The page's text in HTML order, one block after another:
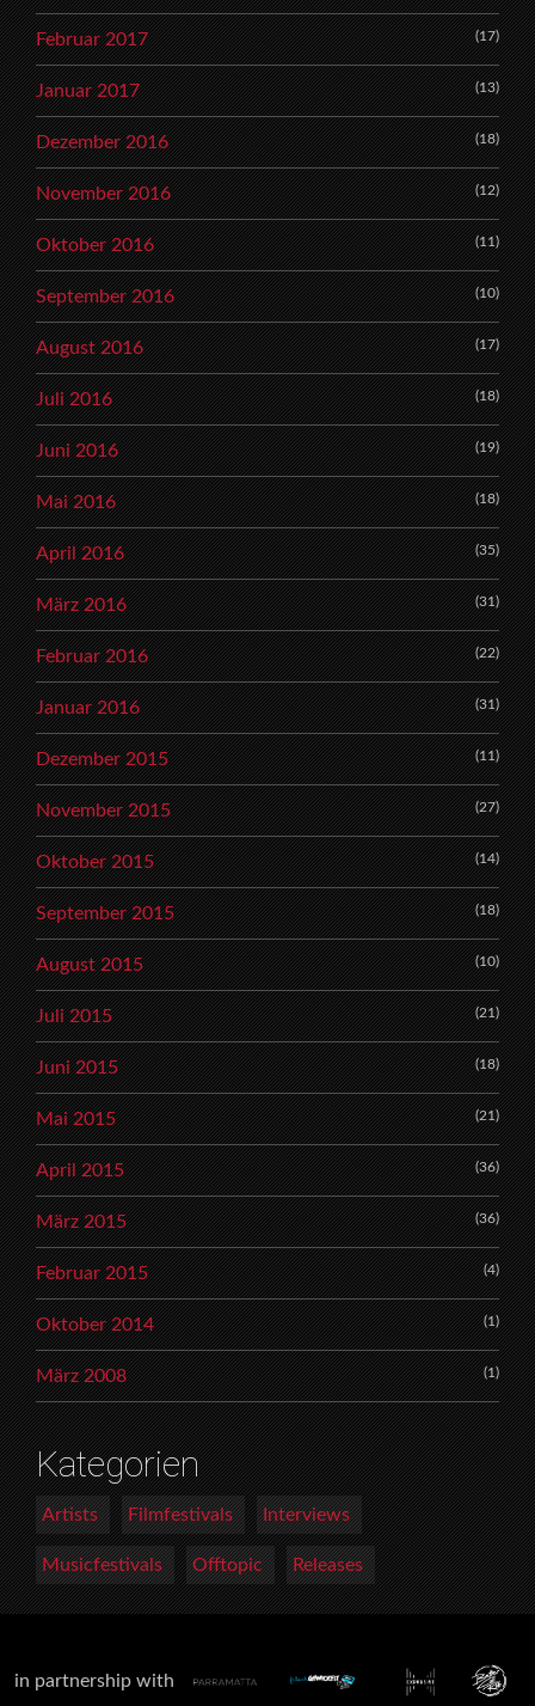
Februar 2017 (17)
Januar 2017 (13)
Dezember 2016 (18)
November 2016 (12)
Oktober 2016 (11)
September 2016 (10)
August 2016 (17)
Juli 2016 (18)
Juni 2016 (19)
Mai 2016 (18)
April 2016 (35)
März 2016 (31)
Februar 2016 (22)
Januar 2016 (31)
Dezember 2015 (11)
November 2015 (27)
Oktober 2015 (14)
September 2015 (18)
August 2015 (10)
Juli 2015 (21)
Juni 2015 (18)
Mai 2015 (21)
April 2015 (36)
März 2015 (36)
Februar 2015 (4)
Oktober 2014 (1)
März 2008 (1)
Kategorien
Artists Filmfestivals Interviews
Musicfestivals Offtopic Releases
in partnership with